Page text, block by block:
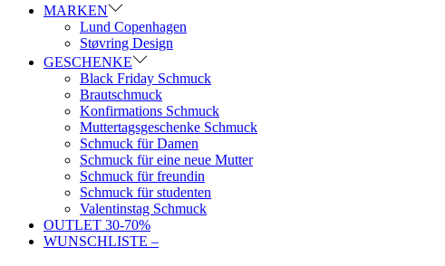
MARKEN
Lund Copenhagen
Støvring Design
GESCHENKE
Black Friday Schmuck
Brautschmuck
Konfirmations Schmuck
Muttertagsgeschenke Schmuck
Schmuck für Damen
Schmuck für eine neue Mutter
Schmuck für freundin
Schmuck für studenten
Valentinstag Schmuck
OUTLET 30-70%
WUNSCHLISTE –